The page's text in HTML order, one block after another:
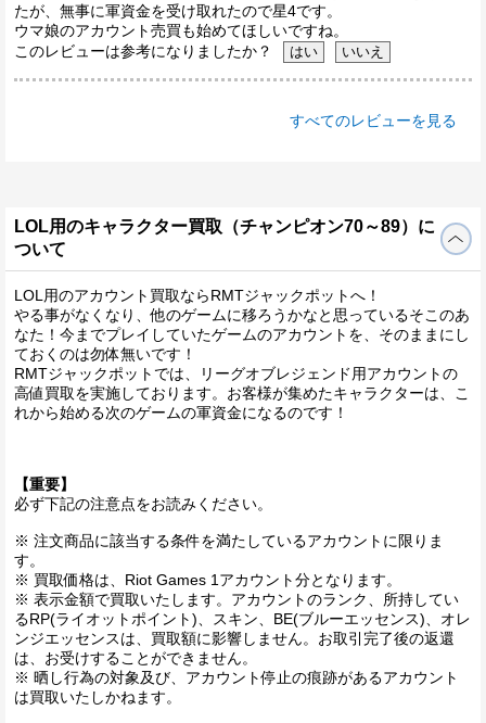
たが、無事に軍資金を受け取れたので星4です。
ウマ娘のアカウント売買も始めてほしいですね。
このレビューは参考になりましたか？
すべてのレビューを見る
LOL用のキャラクター買取（チャンピオン70～89）に
ついて
LOL用のアカウント買取ならRMTジャックポットへ！
やる事がなくなり、他のゲームに移ろうかなと思っているそこのあ
なた！今までプレイしていたゲームのアカウントを、そのままにし
ておくのは勿体無いです！
RMTジャックポットでは、リーグオブレジェンド用アカウントの
高値買取を実施しております。お客様が集めたキャラクターは、こ
れから始める次のゲームの軍資金になるのです！
【重要】
必ず下記の注意点をお読みください。
※ 注文商品に該当する条件を満たしているアカウントに限りま
す。
※ 買取価格は、Riot Games 1アカウント分となります。
※ 表示金額で買取いたします。アカウントのランク、所持してい
るRP(ライオットポイント)、スキン、BE(ブルーエッセンス)、オレ
ンジエッセンスは、買取額に影響しません。お取引完了後の返還
は、お受けすることができません。
※ 晒し行為の対象及び、アカウント停止の痕跡があるアカウント
は買取いたしかねます。